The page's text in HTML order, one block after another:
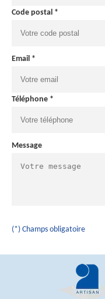
Code postal *
Email *
Téléphone *
Message
(*) Champs obligatoire